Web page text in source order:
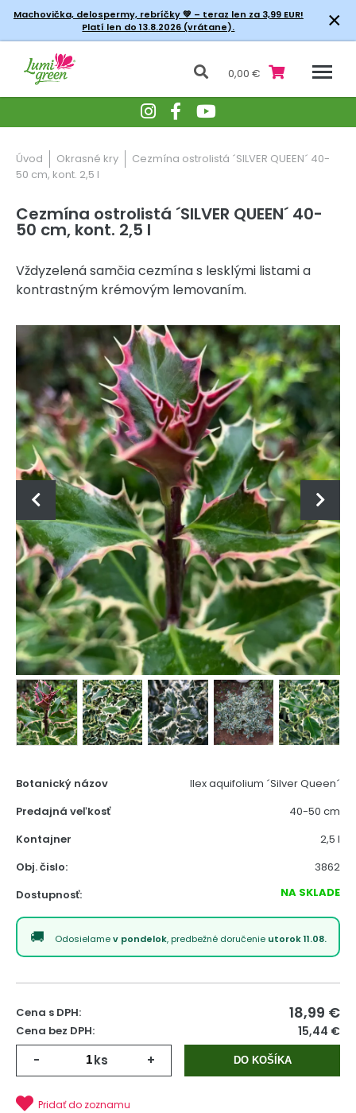
Machovička, delospermy, rebríčky💚 – teraz len za 3,99 EUR!
Platí len do 13.8.2026 (vrátane).
×
0,00 €
Úvod Okrasné kry
Cezmína ostrolistá ´SILVER QUEEN´ 40-
50 cm, kont. 2,5 l
Cezmína ostrolistá ´SILVER QUEEN´ 40-
50 cm, kont. 2,5 l
Vždyzelená samčia cezmína s lesklými listami a
kontrastným krémovým lemovaním.
Botanický názov
Ilex aquifolium ´Silver Queen´
Predajná veľkosť
40-50 cm
Kontajner
2,5 l
Obj. čislo:
3862
Dostupnosť:
NA SKLADE
Odosielamev pondelok, predbežné doručenie utorok 11.08.
Cena s DPH: 18,99 €
Cena bez DPH: 15,44 €
- ks + DO KOŠÍKA
Pridať do zoznamu